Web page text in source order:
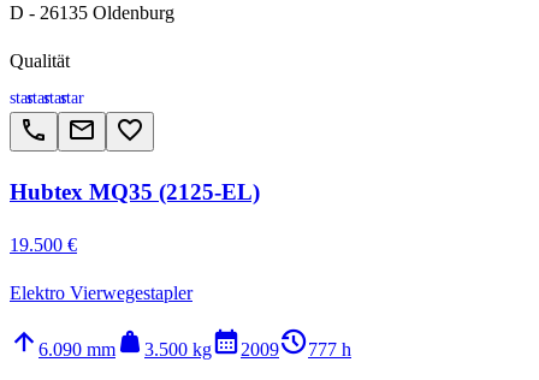
D - 26135 Oldenburg
Qualität
starstarstarstar
call email favorite_border
Hubtex MQ35 (2125-EL)
19.500 €
Elektro Vierwegestapler
arrow_upward 6.090 mm weight 3.500 kgcalendar_month2009history_2777 h